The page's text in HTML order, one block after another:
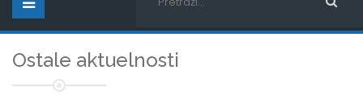
Ostale aktuelnosti